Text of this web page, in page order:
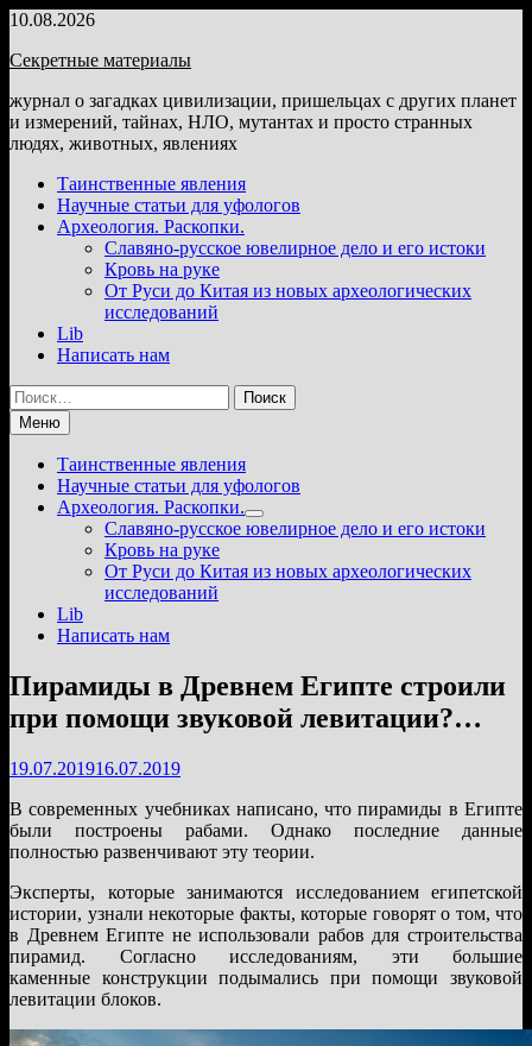
Перейти
содержимому
10.08.2026
Секретные материалы
журнал о загадках цивилизации, пришельцах с других планет
и измерений, тайнах, НЛО, мутантах и просто странных
людях, животных, явлениях
Таинственные явления
Научные статьи для уфологов
Археология. Раскопки.
Славяно-русское ювелирное дело и его истоки
Кровь на руке
От Руси до Китая из новых археологических
исследований
Lib
Написать нам
Найти:
Меню
Таинственные явления
Научные статьи для уфологов
Археология. Раскопки.
Показать
подменю
Славяно-русское ювелирное дело и его истоки
Кровь на руке
От Руси до Китая из новых археологических
исследований
Lib
Написать нам
Пирамиды в Древнем Египте строили
при помощи звуковой левитации?…
19.07.201916.07.2019
В современных учебниках написано, что пирамиды в Египте
были построены рабами. Однако последние данные
полностью развенчивают эту теории.
Эксперты, которые занимаются исследованием египетской
истории, узнали некоторые факты, которые говорят о том, что
в Древнем Египте не использовали рабов для строительства
пирамид. Согласно исследованиям, эти большие
каменные конструкции подымались при помощи звуковой
левитации блоков.